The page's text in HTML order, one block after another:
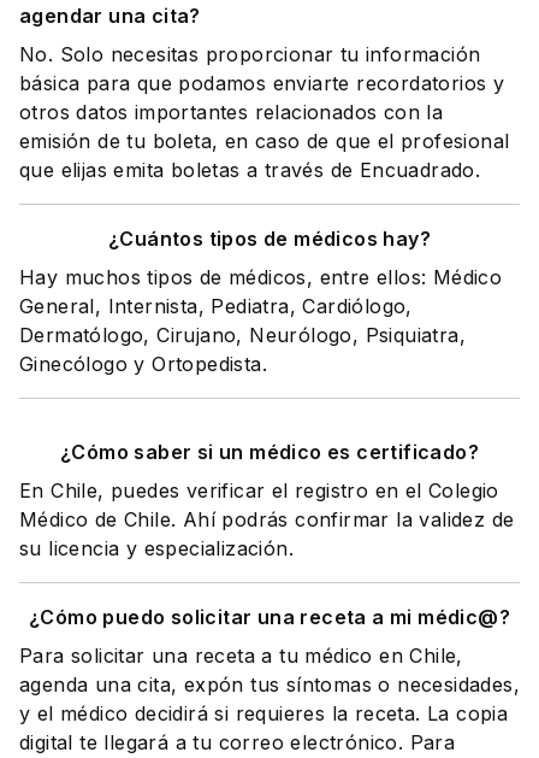
agendar una cita?
No. Solo necesitas proporcionar tu información
básica para que podamos enviarte recordatorios y
otros datos importantes relacionados con la
emisión de tu boleta, en caso de que el profesional
que elijas emita boletas a través de Encuadrado.
¿Cuántos tipos de médicos hay?
Hay muchos tipos de médicos, entre ellos: Médico
General, Internista, Pediatra, Cardiólogo,
Dermatólogo, Cirujano, Neurólogo, Psiquiatra,
Ginecólogo y Ortopedista.
¿Cómo saber si un médico es certificado?
En Chile, puedes verificar el registro en el Colegio
Médico de Chile. Ahí podrás confirmar la validez de
su licencia y especialización.
¿Cómo puedo solicitar una receta a mi médic@?
Para solicitar una receta a tu médico en Chile,
agenda una cita, expón tus síntomas o necesidades,
y el médico decidirá si requieres la receta. La copia
digital te llegará a tu correo electrónico. Para